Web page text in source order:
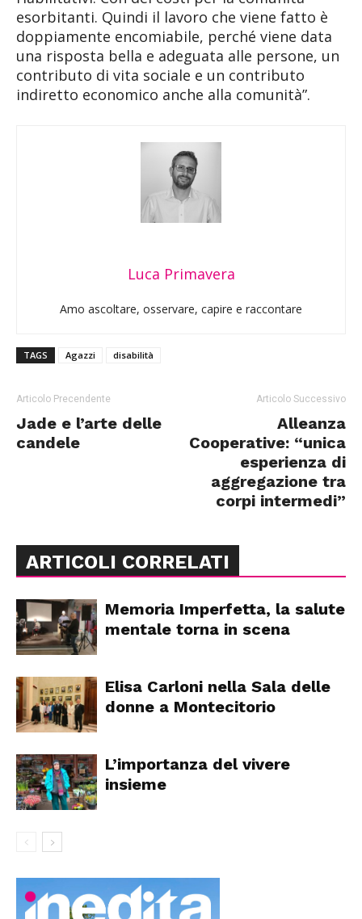
esorbitanti. Quindi il lavoro che viene fatto è
doppiamente encomiabile, perché viene data
una risposta bella e adeguata alle persone, un
contributo di vita sociale e un contributo
indiretto economico anche alla comunità”.
Luca Primavera
Amo ascoltare, osservare, capire e raccontare
TAGS Agazzi disabilità
Articolo Precendente
Jade e l’arte delle
candele
Articolo Successivo
Alleanza
Cooperative: “unica
esperienza di
aggregazione tra
corpi intermedi”
ARTICOLI CORRELATI
Memoria Imperfetta, la salute
mentale torna in scena
Elisa Carloni nella Sala delle
donne a Montecitorio
L’importanza del vivere
insieme